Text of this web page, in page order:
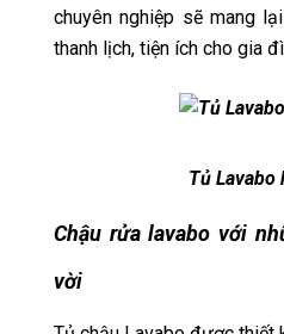
chuyên nghiệp sẽ mang
thanh lịch, tiện ích cho gia
Tủ Lavabo
Chậu rửa lavabo với
vời